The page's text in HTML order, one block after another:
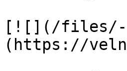
[![](/files/-
(https://